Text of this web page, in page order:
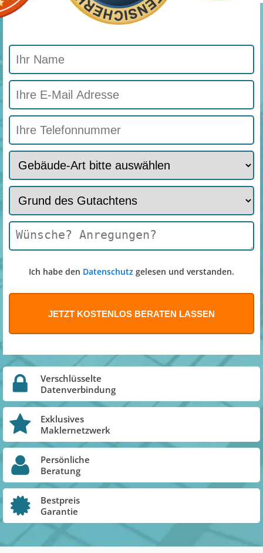
Ich habe den Datenschutz gelesen und verstanden.
Verschlüsselte
Datenverbindung
Exklusives
Maklernetzwerk
Persönliche
Beratung
Bestpreis
Garantie